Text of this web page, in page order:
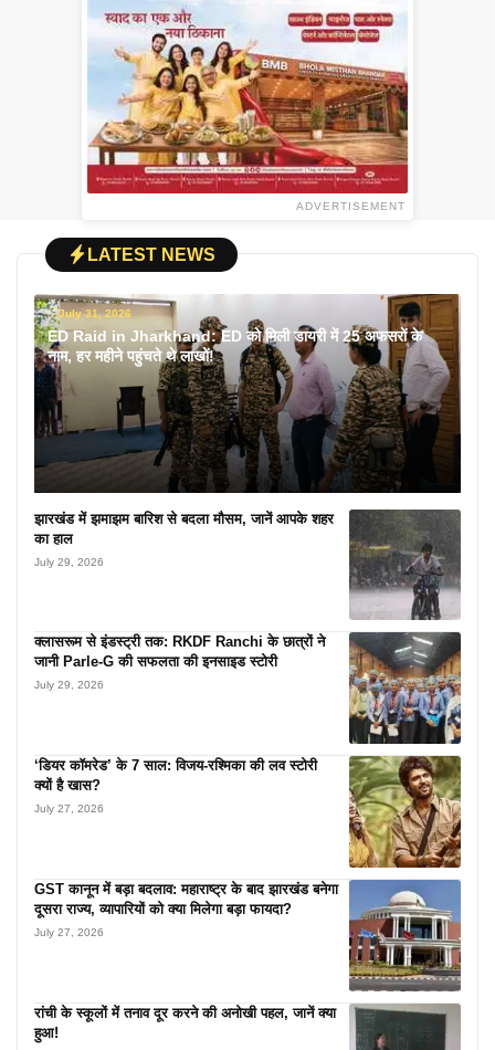
ADVERTISEMENT
LATEST NEWS
July 31, 2026
ED Raid in Jharkhand: ED को मिली डायरी में 25 अफसरों के
नाम, हर महीने पहुंचते थे लाखों!
झारखंड में झमाझम बारिश से बदला मौसम, जानें आपके शहर
का हाल
July 29, 2026
क्लासरूम से इंडस्ट्री तक: RKDF Ranchi के छात्रों ने
जानी Parle-G की सफलता की इनसाइड स्टोरी
July 29, 2026
‘डियर कॉमरेड’ के 7 साल: विजय-रश्मिका की लव स्टोरी
क्यों है खास?
July 27, 2026
GST कानून में बड़ा बदलाव: महाराष्ट्र के बाद झारखंड बनेगा
दूसरा राज्य, व्यापारियों को क्या मिलेगा बड़ा फायदा?
July 27, 2026
रांची के स्कूलों में तनाव दूर करने की अनोखी पहल, जानें क्या
हुआ!